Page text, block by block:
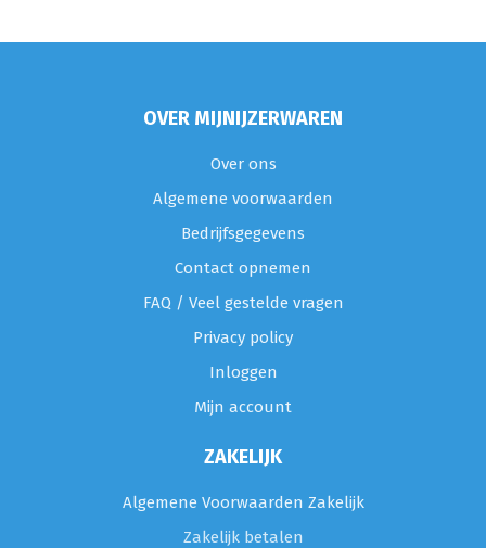
OVER MIJNIJZERWAREN
Over ons
Algemene voorwaarden
Bedrijfsgegevens
Contact opnemen
FAQ / Veel gestelde vragen
Privacy policy
Inloggen
Mijn account
ZAKELIJK
Algemene Voorwaarden Zakelijk
Zakelijk betalen